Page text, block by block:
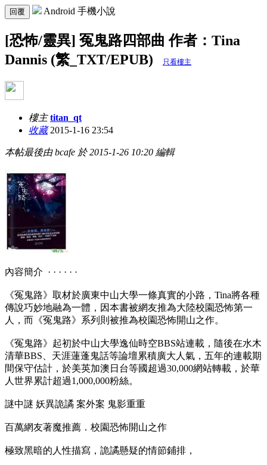
回覆 Android 手機小說
[恐怖/靈異] 冤鬼路四部曲 作者：Tina
Dannis (繁_TXT/EPUB)
只看樓主
樓主 titan_qt
收藏2015-1-16 23:54
本帖最後由 bcafe 於 2015-1-26 10:20 編輯
內容簡介 · · · · · ·
《冤鬼路》取材於廣東中山大學一條真實的小路，Tina將各種
傳說巧妙地融為一體，因本書被網友推為大陸校園恐怖第一
人，而《冤鬼路》系列則被推為校園恐怖開山之作。
《冤鬼路》起初於中山大學逸仙時空BBS站連載，隨後在水木
清華BBS、天涯蓮蓬鬼話等論壇累積廣大人氣，五年的連載期
間保守估計，於美英加澳日台等國超過30,000網站轉載，於華
人世界累計超過1,000,000粉絲。
謎中謎 妖異詭譎 案外案 鬼影重重
百萬網友著魔推薦．校園恐怖開山之作
極致黑暗的人性描寫，詭譎懸疑的情節鋪排，